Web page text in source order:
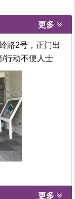
更多
路2号，正门出
/行动不便人士
更多